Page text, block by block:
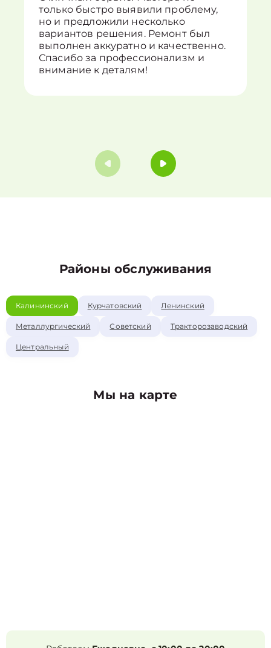
только быстро выявили проблему,
но и предложили несколько
вариантов решения. Ремонт был
выполнен аккуратно и качественно.
Спасибо за профессионализм и
внимание к деталям!
Районы обслуживания
Калининский Курчатовский Ленинский
Металлургический Советский Тракторозаводский
Центральный
Мы на карте